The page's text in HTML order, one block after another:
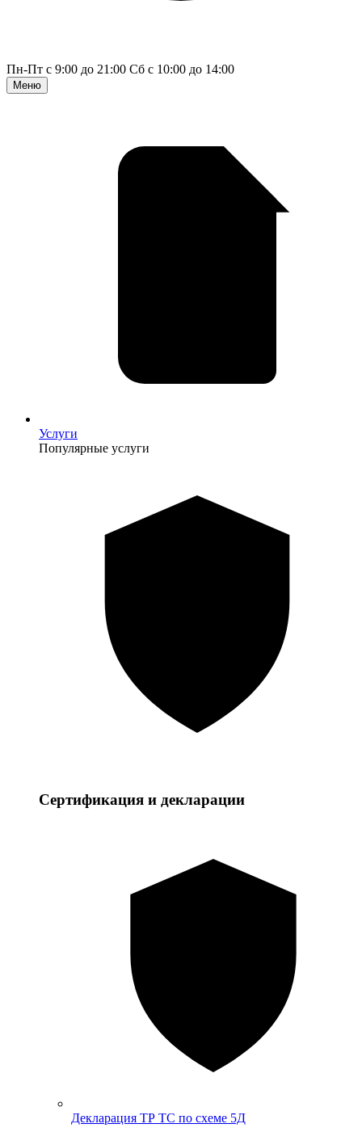
Пн-Пт с 9:00 до 21:00 Сб с 10:00 до 14:00
Меню
Услуги
Популярные услуги
Сертификация и декларации
Декларация ТР ТС по схеме 5Д